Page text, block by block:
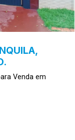
Venda em